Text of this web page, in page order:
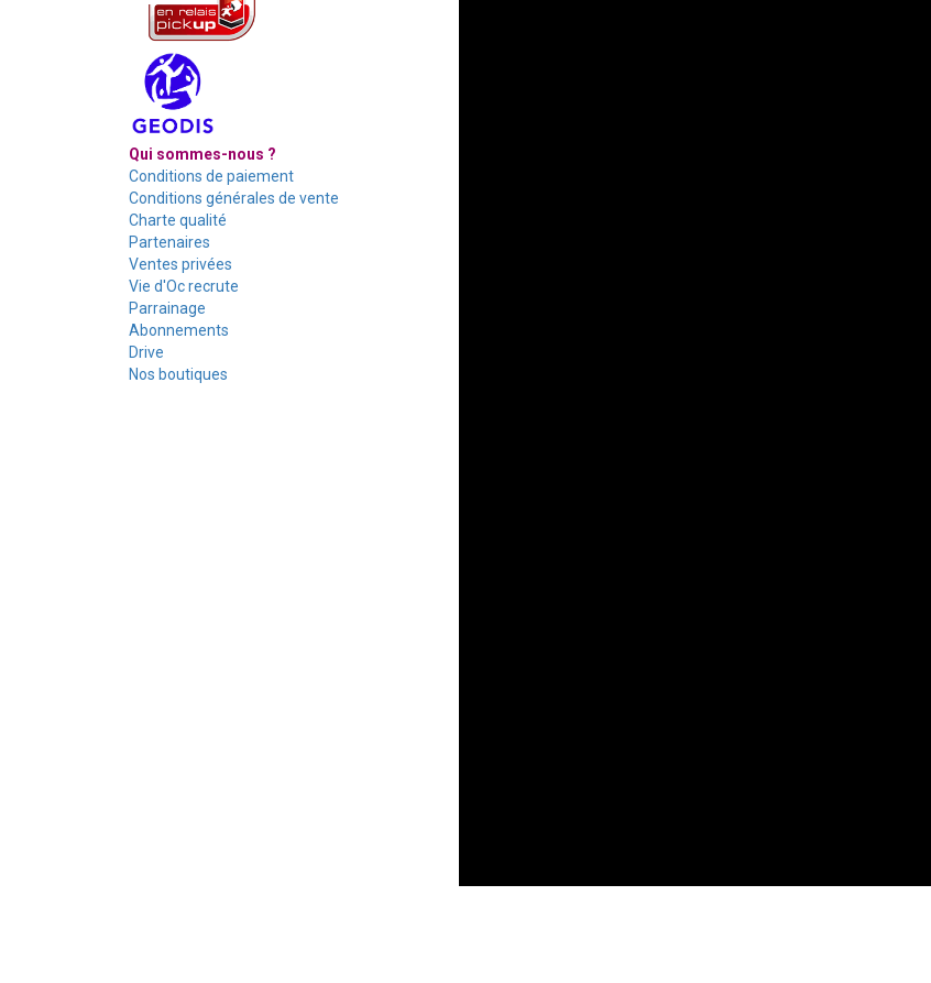
Qui sommes-nous ?
Conditions de paiement
Conditions générales de vente
Charte qualité
Partenaires
Ventes privées
Vie d'Oc recrute
Parrainage
Abonnements
Drive
Nos boutiques